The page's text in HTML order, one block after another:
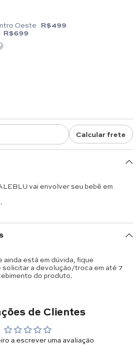
Oeste R$499
R$699
Calcular frete
vai envolver seu bebê em
ainda está em dúvida, fique
a devolução/troca em até 7
do produto.
de Clientes
a escrever uma avaliação